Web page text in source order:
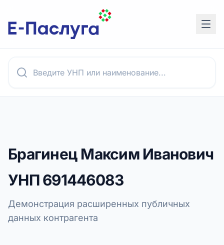
Брагинец Максим Иванович
УНП691446083
Демонстрация расширенных публичных
данных контрагента